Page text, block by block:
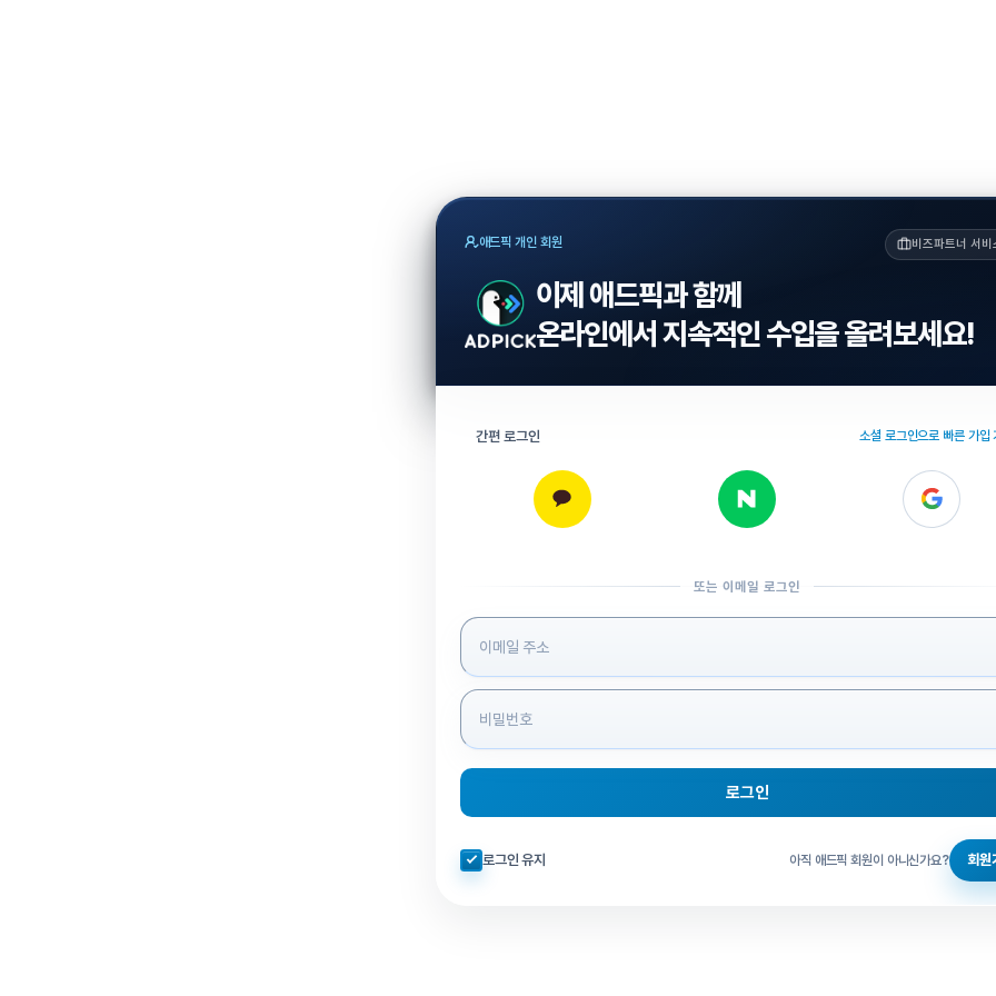
애드픽 개인 회원 비즈파트너 서비
이제 애드픽과 함께
온라인에서 지속적인 수입을 올려보세요!
간편 로그인 소셜 로그인으로 빠른 가입
또는 이메일 로그인
로그인 정보 입력
로그인
자동로그인 체크
로그인 유지 아직 애드픽 회원이 아니신가요? 회원